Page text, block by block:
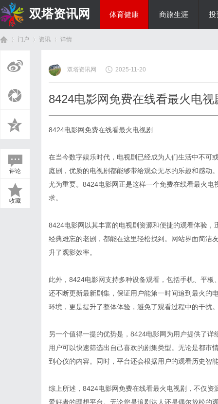
双塔资讯网 体育健康 商旅生涯 投
门户 资讯
›
详情
评论
收藏
双塔资讯网 2025-11-20
8424电影网免费在线看最火电
8424电影网免费在线看最火电视剧
在当今数字娱乐时代，电视剧已经成为人们生活中不可
庭剧，优质的电视剧都能够带给观众无尽的乐趣和感动
尤为重要。8424电影网正是这样一个免费在线看最火
求。
8424电影网以其丰富的电视剧资源和便捷的观看体验
经典难忘的老剧，都能在这里轻松找到。网站界面简洁
升了观影效率。
此外，8424电影网支持多种设备观看，包括手机、平
还不断更新最新剧集，保证用户能第一时间追到最火的
环境，更是提升了整体体验，避免了观看过程中的干扰
另一个值得一提的优势是，8424电影网为用户提供了
用户可以快速筛选出自己喜欢的剧集类型。无论是都市
到心仪的内容。同时，平台还会根据用户的观看历史智
综上所述，8424电影网免费在线看最火电视剧，不仅
爱好者的理想平台。无论您是追剧达人还是偶尔放松的